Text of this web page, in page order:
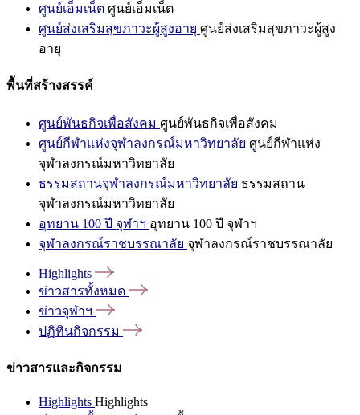
ศูนย์เอ็มเน็ต ศูนย์เอ็มเน็ต
ศูนย์ส่งเสริมสุขภาวะผู้สูงอายุ ศูนย์ส่งเสริมสุขภาวะผู้สูง
อายุ
พื้นที่สร้างสรรค์
ศูนย์พันธกิจเพื่อสังคม ศูนย์พันธกิจเพื่อสังคม
ศูนย์กีฬาแห่งจุฬาลงกรณ์มหาวิทยาลัย ศูนย์กีฬาแห่ง
จุฬาลงกรณ์มหาวิทยาลัย
ธรรมสถานจุฬาลงกรณ์มหาวิทยาลัย ธรรมสถาน
จุฬาลงกรณ์มหาวิทยาลัย
อุทยาน 100 ปี จุฬาฯ อุทยาน 100 ปี จุฬาฯ
จุฬาลงกรณ์ราชบรรณาลัย จุฬาลงกรณ์ราชบรรณาลัย
Highlights
ข่าวสารทั้งหมด
ข่าวจุฬาฯ
ปฏิทินกิจกรรม
ข่าวสารและกิจกรรม
Highlights Highlights